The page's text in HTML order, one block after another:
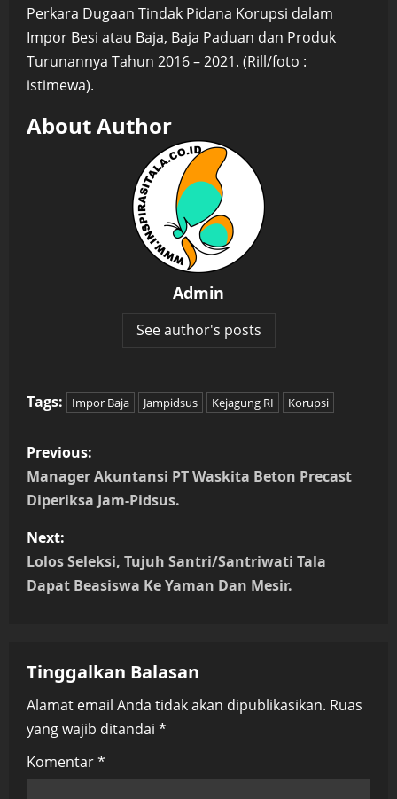
Perkara Dugaan Tindak Pidana Korupsi dalam
Impor Besi atau Baja, Baja Paduan dan Produk
Turunannya Tahun 2016 – 2021. (Rill/foto :
istimewa).
About Author
Admin
See author's posts
Tags: Impor Baja Jampidsus Kejagung RI Korupsi
P
o
t
n
v
i
g
a
Previous:
Manager Akuntansi PT Waskita Beton Precast
Diperiksa Jam-Pidsus.
Next:
Lolos Seleksi, Tujuh Santri/Santriwati Tala
Dapat Beasiswa Ke Yaman Dan Mesir.
Tinggalkan Balasan
Alamat email Anda tidak akan dipublikasikan. Ruas
yang wajib ditandai *
Komentar*